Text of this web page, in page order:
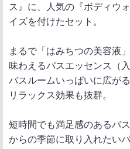
ス』に、人気の『ボディウ
イズを付けたセット。
まるで「はみちつの美容液
味わえるバスエッセンス（
バスルームいっぱいに広がる
リラックス効果も抜群。
短時間でも満足感のあるバ
からの季節に取り入れたい